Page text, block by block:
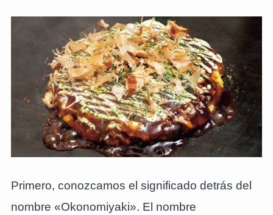
Primero, conozcamos el significado detrás del
nombre «Okonomiyaki». El nombre